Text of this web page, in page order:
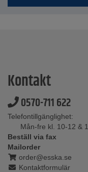
Kontakt
0570-711 622
Telefontillgänglighet:
Mån-fre kl. 10-12 &
Beställ via fax
Mailorder
order@esska.se
Kontaktformulär